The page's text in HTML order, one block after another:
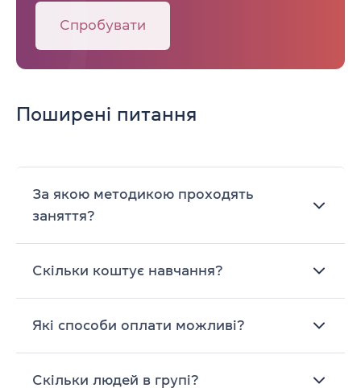
Спробувати
Поширені питання
За якою методикою проходять
заняття?
Скільки коштує навчання?
Які способи оплати можливі?
Скільки людей в групі?